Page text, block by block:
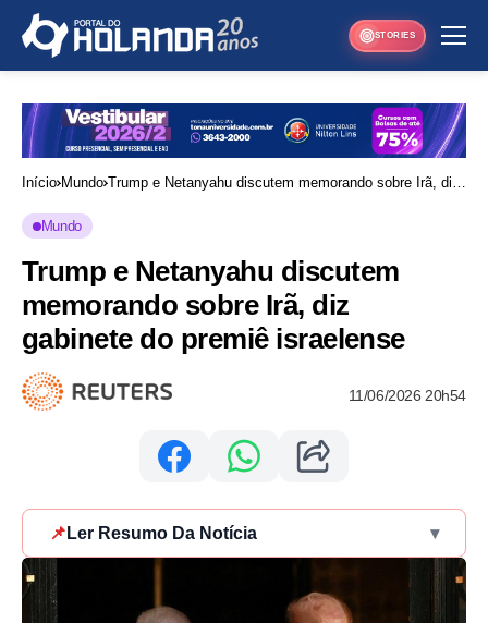
STORIES
Início Mundo Trump e Netanyahu discutem memorando sobre Irã, diz
Mundo
Trump e Netanyahu discutem
memorando sobre Irã, diz
gabinete do premiê israelense
11/06/2026 20h54
📌 Ler Resumo Da Notícia ▾